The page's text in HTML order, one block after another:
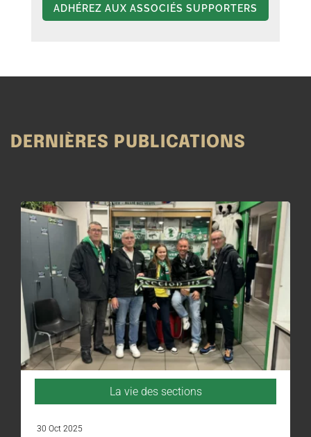
ADHÉREZ AUX ASSOCIÉS SUPPORTERS
DERNIÈRES PUBLICATIONS
La vie des sections
30 Oct 2025